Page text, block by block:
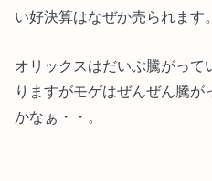
い好決算はなぜか売られます。
オリックスはだいぶ騰がって
りますがモゲはぜんぜん騰
かなぁ・・。